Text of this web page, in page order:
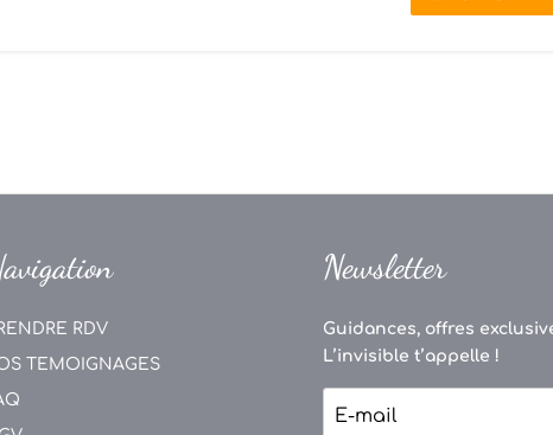
RDV
TEMOIGNAGES
Newsletter
Guidances, offres
L’invisible t’appelle !